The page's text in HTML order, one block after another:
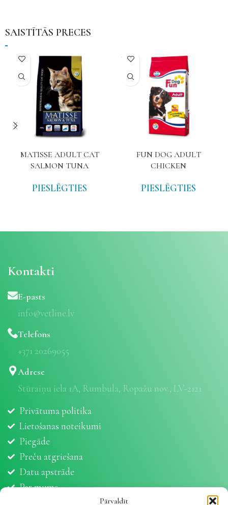
Pārvaldīt
SAISTĪTĀS PRECES
MATISSE ADULT CAT
SALMON TUNA
PIESLĒGTIES
NAV
FUN DOG ADULT
CHICKEN
PIESLĒGTIES
Kontakti
E-pasts
info@vetline.lv
Telefons
+371 20269055
Adrese
Stūraiņu iela 1A, Rumbula, Ropažu nov., LV-2121
Privātuma politika
Lietošanas noteikumi
Piegāde
Preču atgriešana
Datu apstrāde
Par mums